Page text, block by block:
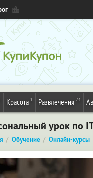
Красота 1 Развлечения 24
урок по
Обучение Онлайн-курсы